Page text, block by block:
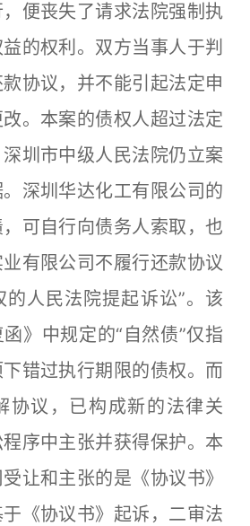
便丧失了请求法院强制执
的权利。双方当事人于判
协议，并不能引起法定申
。本案的债权人超过法定
圳市中级人民法院仍立案
深圳华达化工有限公司的
可自行向债务人索取，也
有限公司不履行还款协议
的人民法院提起诉讼”。该
函》中规定的“自然债”仅指
错过执行期限的债权。而
协议，已构成新的法律关
序中主张并获得保护。本
让和主张的是《协议书》
《协议书》起诉，二审法